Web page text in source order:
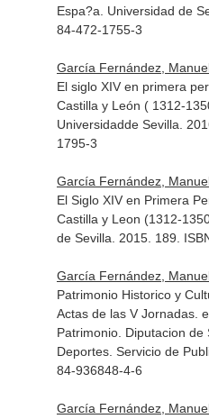
Espa?a. Universidad de
84-472-1755-3
García Fernández,
El siglo XIV en primera
Castilla y León ( 1312-
Universidadde Sevilla.
1795-3
García Fernández,
El Siglo XIV en Primera
Castilla y Leon (1312-
de Sevilla. 2015. 189.
García Fernández,
Patrimonio Historico y
Actas de las V Jornadas.
Patrimonio. Diputacion de
Deportes. Servicio de
84-936848-4-6
García Fernández,